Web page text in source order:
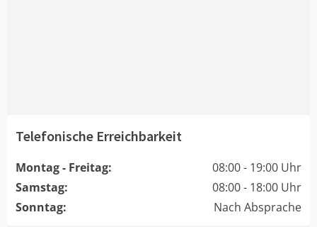
Telefonische Erreichbarkeit
Montag - Freitag:
08:00 - 19:00 Uhr
Samstag:
08:00 - 18:00 Uhr
Sonntag:
Nach Absprache